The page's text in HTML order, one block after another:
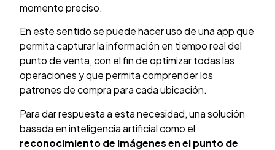
momento preciso.
En este sentido se puede hacer uso de una app que
permita capturar la información en tiempo real del
punto de venta, con el fin de optimizar todas las
operaciones y que permita comprender los
patrones de compra para cada ubicación.
Para dar respuesta a esta necesidad, una solución
basada en inteligencia artificial como el
reconocimiento de imágenes en el punto de